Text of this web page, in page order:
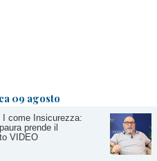
09 agosto
I come Insicurezza:
prende il
VIDEO